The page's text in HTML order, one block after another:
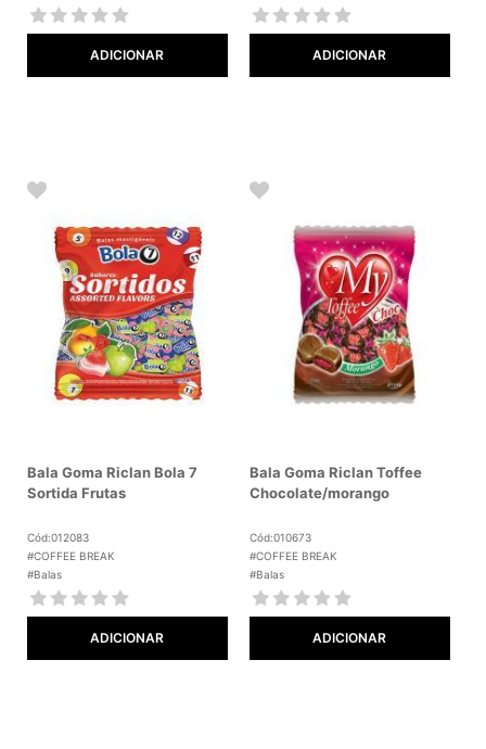
ADICIONAR ADICIONAR
Bala Goma Riclan Bola 7
Sortida Frutas
Cód:012083
#COFFEE BREAK
#Balas
ADICIONAR
Bala Goma Riclan Toffee
Chocolate/morango
Cód:010673
#COFFEE BREAK
#Balas
ADICIONAR